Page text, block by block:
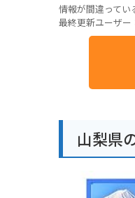
情報が間違ってい
最終更新ユーザー
山梨県